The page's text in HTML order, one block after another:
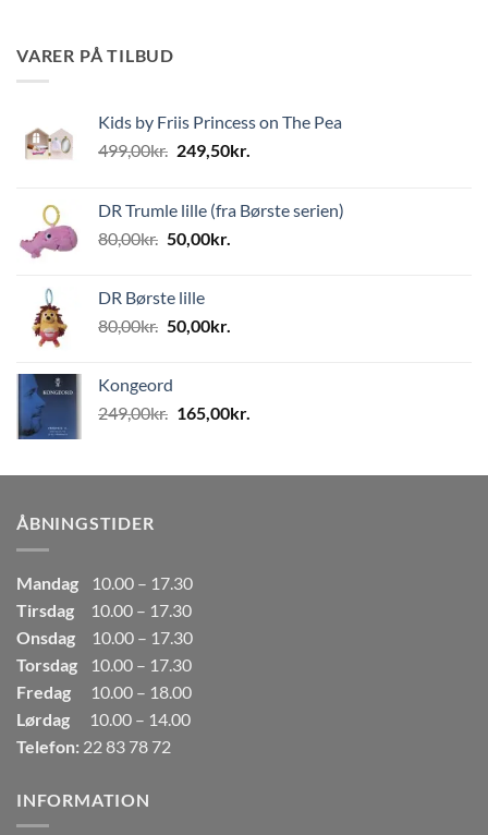
VARER PÅ TILBUD
Kids by Friis Princess on The Pea
499,00kr. Den
var:
499,00kr..
249,50kr.
er:
DR Trumle lille (fra Børste serien)
80,00kr. Den
var:
80,00kr..
50,00kr.
50,00kr..
DR Børste lille
80,00kr. Den
var:
80,00kr..
50,00kr.
50,00kr..
Kongeord
249,00kr. Den
var:
165,00kr.
er:
ÅBNINGSTIDER
Mandag
10.00 – 17.30
Tirsdag
10.00 – 17.30
Onsdag
10.00 – 17.30
Torsdag
10.00 – 17.30
Fredag
10.00 – 18.00
Lørdag
10.00 – 14.00
Telefon: 22 83 78 72
INFORMATION